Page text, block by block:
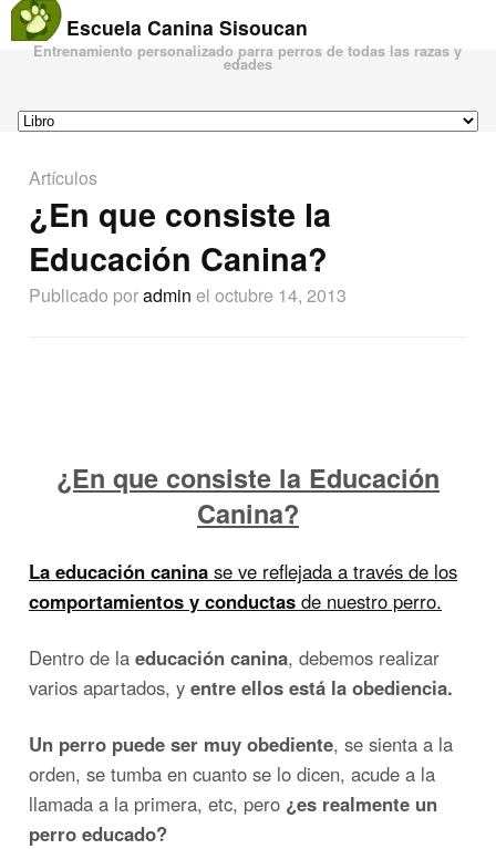
Escuela Canina Sisoucan
Entrenamiento personalizado parra perros de todas las razas y
edades
Artículos
¿En que consiste la
Educación Canina?
Publicado poradmin el octubre 14, 2013
¿En que consiste la Educación
Canina?
La educación canina se ve reflejada a través de los
comportamientos y conductas de nuestro perro.
Dentro de la educación canina, debemos realizar
varios apartados, y entre ellos está la obediencia.
Un perro puede ser muy obediente, se sienta a la
orden, se tumba en cuanto se lo dicen, acude a la
llamada a la primera, etc, pero ¿es realmente un
perro educado?